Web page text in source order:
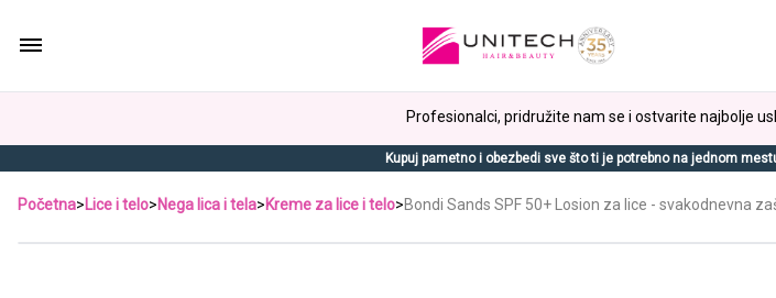
Profesionalci, pridružite nam se i ostvarite najbolje
Kupuj pametno i obezbedi sve što ti je potrebno na jednom
Početna>Lice i telo>Nega lica i tela>Kreme za lice i telo>Bondi Sands SPF 50+ Losion za lice - svakodnevna